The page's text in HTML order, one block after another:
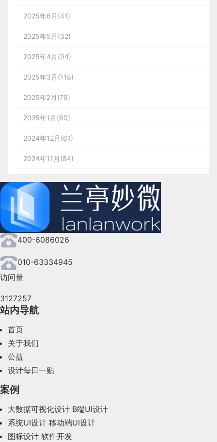
2025年6月(41)
2025年5月(32)
2025年4月(94)
2025年3月(118)
2025年2月(79)
2025年1月(60)
2024年12月(61)
2024年11月(84)
2024年9月(144)
2024年8月(164)
2024年7月(107)
2024年6月(63)
2024年4月(44)
2024年2月(58)
2023年10月(14)
400-6086026
010-63334945
访问量
3127257
站内导航
首页
关于我们
公益
设计每日一贴
案例
大数据可视化设计 B端UI设计
系统UI设计 移动端UI设计
图标设计 软件开发